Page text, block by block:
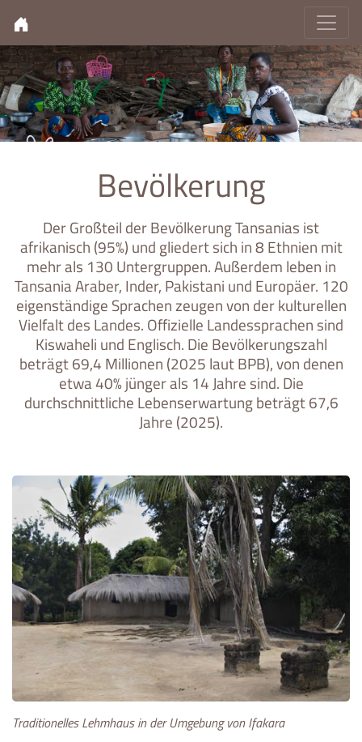
Bevölkerung
Der Großteil der Bevölkerung Tansanias ist
afrikanisch (95%) und gliedert sich in 8 Ethnien mit
mehr als 130 Untergruppen. Außerdem leben in
Tansania Araber, Inder, Pakistani und Europäer. 120
eigenständige Sprachen zeugen von der kulturellen
Vielfalt des Landes. Offizielle Landessprachen sind
Kiswaheli und Englisch. Die Bevölkerungszahl
beträgt 69,4 Millionen (2025 laut BPB), von denen
etwa 40% jünger als 14 Jahre sind. Die
durchschnittliche Lebenserwartung beträgt 67,6
Jahre (2025).
Traditionelles Lehmhaus in der Umgebung von Ifakara